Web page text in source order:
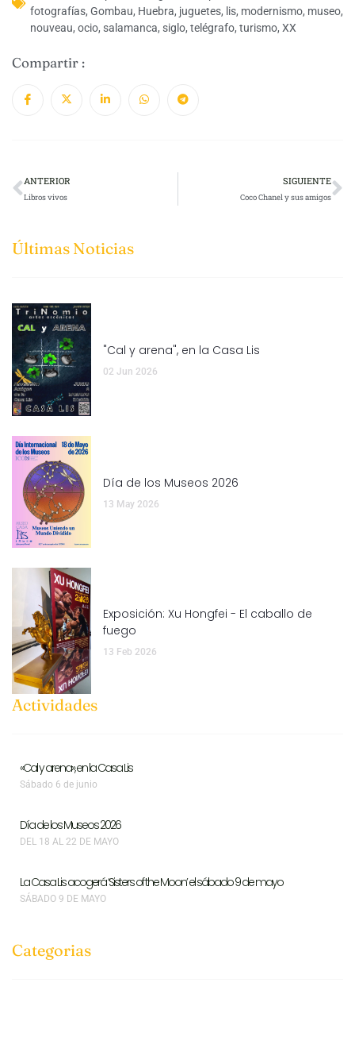
Últimas Noticias
"Cal y arena", en la Casa Lis
02 Jun 2026
Día de los Museos 2026
13 May 2026
Exposición: Xu Hongfei - El caballo de
fuego
13 Feb 2026
Actividades
«Cal y arena», en la Casa Lis
Sábado 6 de junio
Día de los Museos 2026
DEL 18 AL 22 DE MAYO
La Casa Lis acogerá ‘Sisters of the Moon’ el sábado 9 de mayo
SÁBADO 9 DE MAYO
Categorias
fotografías, Gombau, Huebra, juguetes, lis, modernismo, museo,
nouveau, ocio, salamanca, siglo, telégrafo, turismo, XX
Compartir :
ANTERIOR
Libros vivos
SIGUIENTE
Coco Chanel y sus amigos